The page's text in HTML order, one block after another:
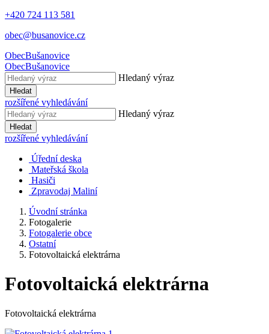
+420 724 113 581
obec@busanovice.cz
ObecBušanovice
ObecBušanovice
Hledaný výraz
Hledat
rozšířené vyhledávání
Hledaný výraz
Hledat
rozšířené vyhledávání
Úřední deska
Mateřská škola
Hasiči
Zpravodaj Maliní
Úvodní stránka
Fotogalerie
Fotogalerie obce
Ostatní
Fotovoltaická elektrárna
Fotovoltaická elektrárna
Fotovoltaická elektrárna